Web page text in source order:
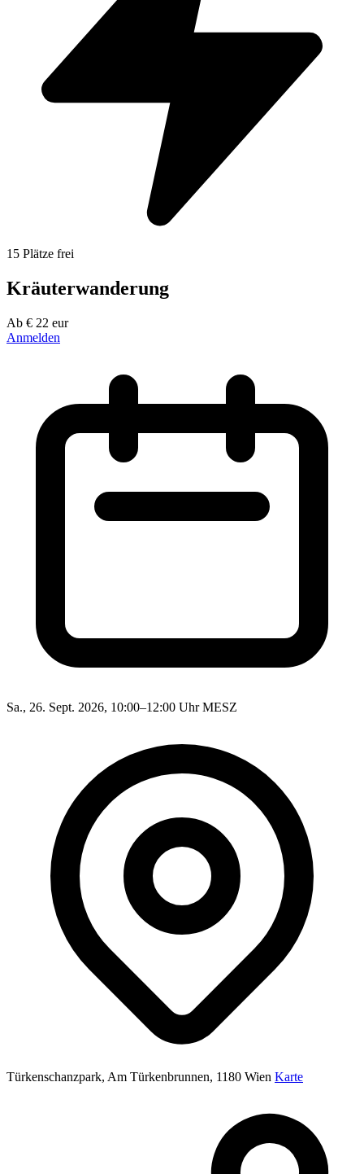
15 Plätze frei
Kräuterwanderung
Ab € 22 eur
Anmelden
Sa., 26. Sept. 2026, 10:00–12:00 Uhr MESZ
Türkenschanzpark, Am Türkenbrunnen, 1180 Wien Karte